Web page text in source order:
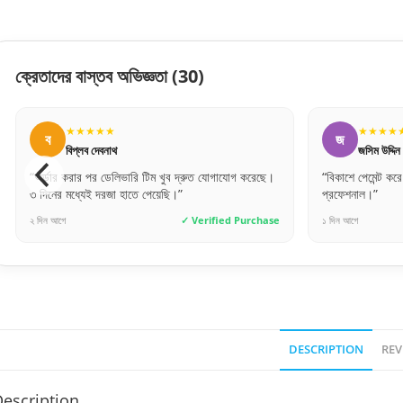
ক্রেতাদের বাস্তব অভিজ্ঞতা(30)
জ ★★★★★
জসিম উদ্দিন
“বিকাশে পেমেন্ট করে নিশ্চিন্তে অর্ডার দিতে পারেন। সার্ভিস খুব
প্রফেশনাল।”
১ দিন আগে ✓ Verified Purchase
স
সুমাইয়া
“ওয়াটারপ্রুফ
অনেকদিন টিকবে
৩ দিন আগে
DESCRIPTION